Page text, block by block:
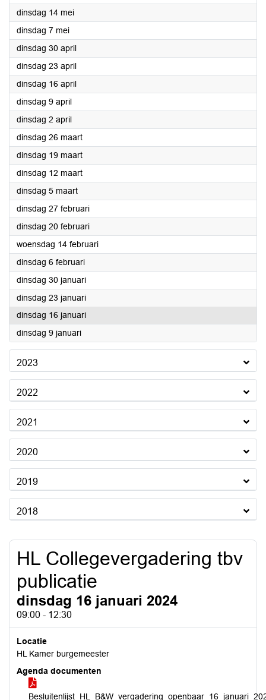
dinsdag 14 mei2024
dinsdag 7 mei2024
dinsdag 30 april2024
dinsdag 23 april2024
dinsdag 16 april2024
dinsdag 9 april2024
dinsdag 2 april2024
dinsdag 26 maart2024
dinsdag 19 maart2024
dinsdag 12 maart2024
dinsdag 5 maart2024
dinsdag 27 februari2024
dinsdag 20 februari2024
woensdag 14 februari2024
dinsdag 6 februari2024
dinsdag 30 januari2024
dinsdag 23 januari2024
dinsdag 16 januari2024
dinsdag 9 januari2024
2023
2022
2021
2020
2019
2018
HL Collegevergadering tbv
publicatie
dinsdag 16 januari 2024
09:00 - 12:30
Locatie
HL Kamer burgemeester
Agenda documenten